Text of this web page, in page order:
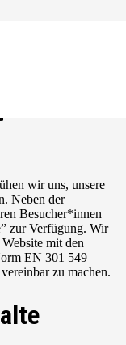
wir uns, unsere
Neben der
Besucher*innen
zur Verfügung. Wir
mit den
EN 301 549
zu machen.